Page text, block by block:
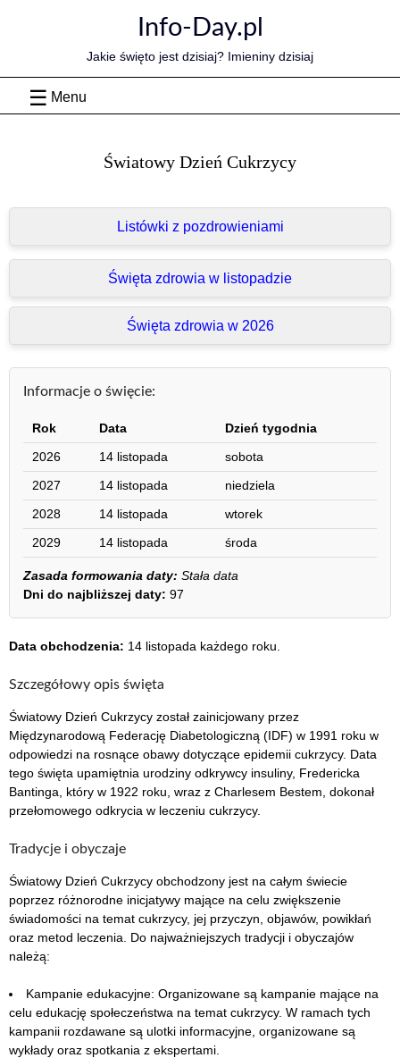
Info-Day.pl
Jakie święto jest dzisiaj? Imieniny dzisiaj
Menu
Światowy Dzień Cukrzycy
Listówki z pozdrowieniami
Święta zdrowia w listopadzie
Święta zdrowia w 2026
Informacje o święcie:
Rok Data
Dzień tygodnia
2026
14 listopada
sobota
2027
14 listopada
niedziela
2028
14 listopada
wtorek
2029
14 listopada środa
Zasada formowania daty: Stała data
Dni do najbliższej daty: 97
Data obchodzenia: 14 listopada każdego roku.
Szczegółowy opis święta
Światowy Dzień Cukrzycy został zainicjowany przez
Międzynarodową Federację Diabetologiczną (IDF) w 1991 roku w
odpowiedzi na rosnące obawy dotyczące epidemii cukrzycy. Data
tego święta upamiętnia urodziny odkrywcy insuliny, Fredericka
Bantinga, który w 1922 roku, wraz z Charlesem Bestem, dokonał
przełomowego odkrycia w leczeniu cukrzycy.
Tradycje i obyczaje
Światowy Dzień Cukrzycy obchodzony jest na całym świecie
poprzez różnorodne inicjatywy mające na celu zwiększenie
świadomości na temat cukrzycy, jej przyczyn, objawów, powikłań
oraz metod leczenia. Do najważniejszych tradycji i obyczajów
należą:
Kampanie edukacyjne: Organizowane są kampanie mające na
celu edukację społeczeństwa na temat cukrzycy. W ramach tych
kampanii rozdawane są ulotki informacyjne, organizowane są
wykłady oraz spotkania z ekspertami.